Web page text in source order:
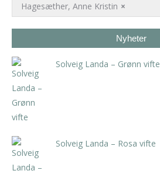
×
Hagesæther, Anne Kristin
Nyheter
Solveig Landa – Grønn vifte
Solveig Landa – Rosa vifte